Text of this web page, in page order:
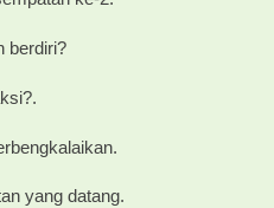
berdiri?
yang datang.